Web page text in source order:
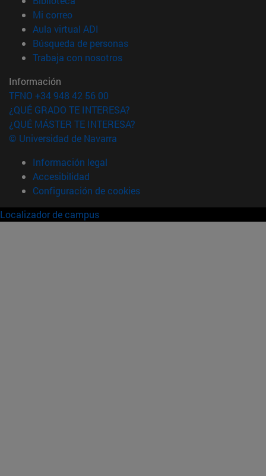
Mi correo(abre en nueva ventana)
Aula virtual ADI
Búsqueda de personas(abre en nueva ventana)
Trabaja con nosotros(abre en nueva ventana)
Información
TFNO +34 948 42 56 00
¿QUÉ GRADO TE INTERESA?
¿QUÉ MÁSTER TE INTERESA?
© Universidad de Navarra
Información legal
Accesibilidad
Configuración de cookies
Localizador de campus